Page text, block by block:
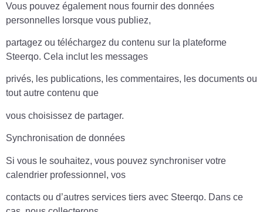
Vous pouvez également nous fournir des données
personnelles lorsque vous publiez,
partagez ou téléchargez du contenu sur la plateforme
Steerqo. Cela inclut les messages
privés, les publications, les commentaires, les documents ou
tout autre contenu que
vous choisissez de partager.
Synchronisation de données
Si vous le souhaitez, vous pouvez synchroniser votre
calendrier professionnel, vos
contacts ou d’autres services tiers avec Steerqo. Dans ce